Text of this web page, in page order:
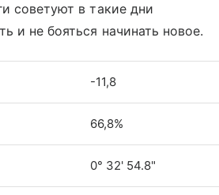
советуют в такие дни
и не бояться начинать новое.
-11,8
66,8%
0° 32' 54.8"